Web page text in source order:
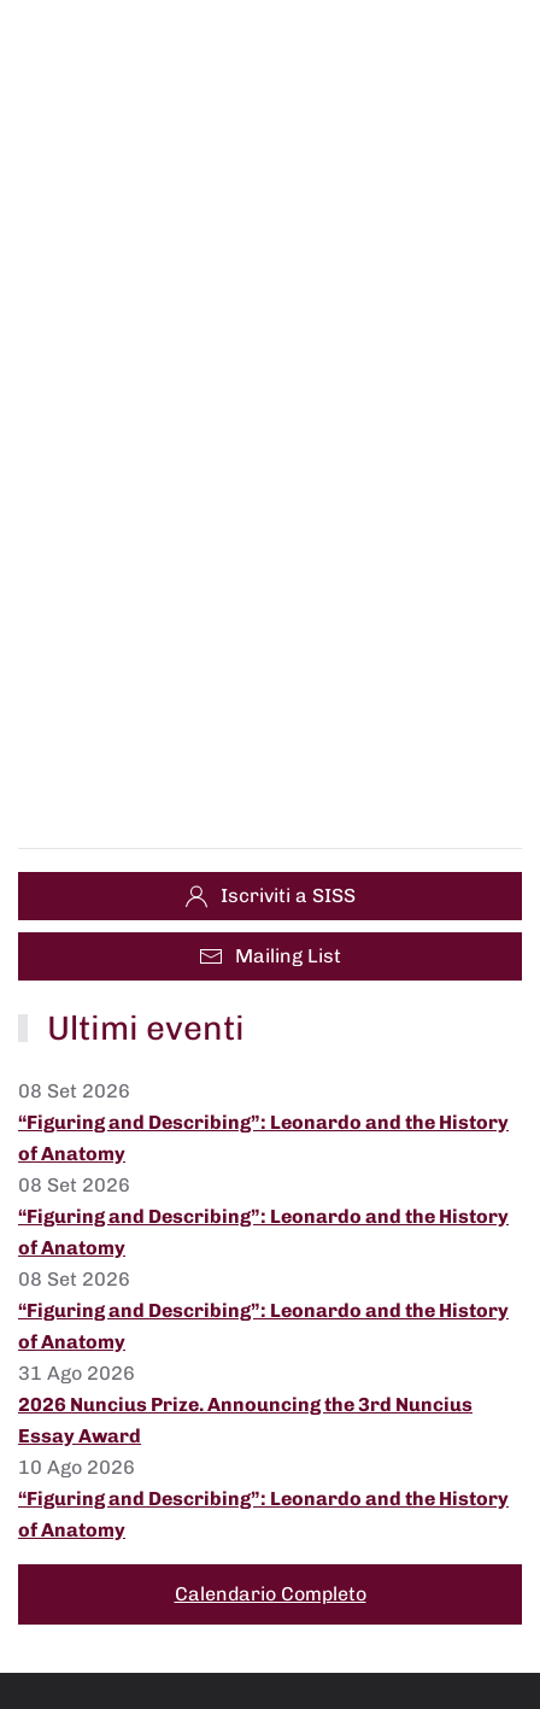
Iscriviti a SISS
Mailing List
Ultimi eventi
08 Set 2026
“Figuring and Describing”: Leonardo and the History
of Anatomy
08 Set 2026
“Figuring and Describing”: Leonardo and the History
of Anatomy
08 Set 2026
“Figuring and Describing”: Leonardo and the History
of Anatomy
31 Ago 2026
2026 Nuncius Prize. Announcing the 3rd Nuncius
Essay Award
10 Ago 2026
“Figuring and Describing”: Leonardo and the History
of Anatomy
Calendario Completo